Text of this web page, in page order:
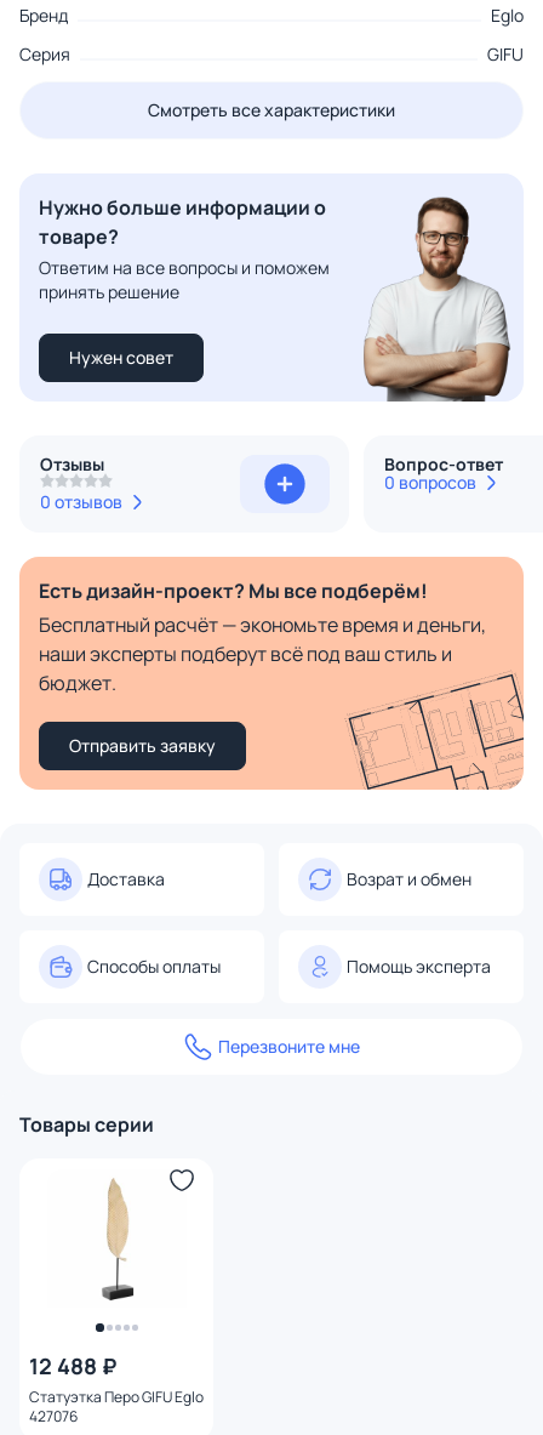
Бренд
Eglo
Серия
GIFU
Смотреть все характеристики
Нужно больше информации о
товаре?
Ответим на все вопросы и поможем
принять решение
Нужен совет
Отзывы
0 отзывов
Вопрос-ответ
0 вопросов
Есть дизайн-проект? Мы все подберём!
Бесплатный расчёт — экономьте время и деньги,
наши эксперты подберут всё под ваш стиль и
бюджет.
Отправить заявку
Доставка Возрат и обмен
Способы оплаты Помощь эксперта
Перезвоните мне
Товары серии
12 488 ₽
Статуэтка Перо GIFU Eglo
427076